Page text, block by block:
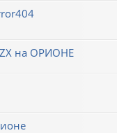
на ОРИОНЕ